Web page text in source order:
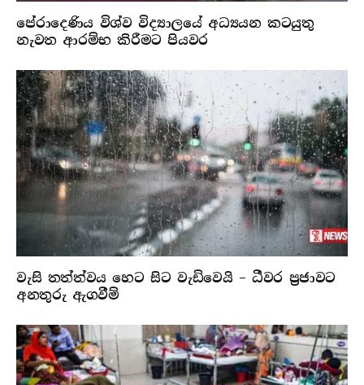
පේරාදෙණිය විශ්ව විද්‍යාලයේ අධ්‍යයන කටයුතු
නැවත ආරම්භ කිරීමට පියවර
වැසි තත්ත්වය හෙට සිට වැඩිවෙයි – ධීවර ප්‍රජාවට
අනතුරු ඇගවීම්